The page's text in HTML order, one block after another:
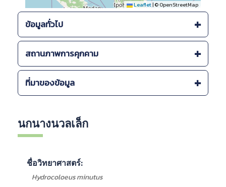
นกนางนวลเล็ก
ชื่อวิทยาศาสตร์:
Hydrocoloeus minutus
Leaflet|© OpenStreetMap
ข้อมูลทั่วไป
แหล่งที่พบภายในประเทศ :
สถานภาพการคุกคาม
สถานภาพการคุกคาม (โลก) :
Concern: LC (IUCN, 2018)
ที่มาของข้อมูล
แวดล้อม 2563.
สมาคมอนุรักษ์นกและธรรมชาติแห่งประเทศไทย
IUCN Red List
พรรษา มหาราชินี (สถานตากอากาศบางปู)